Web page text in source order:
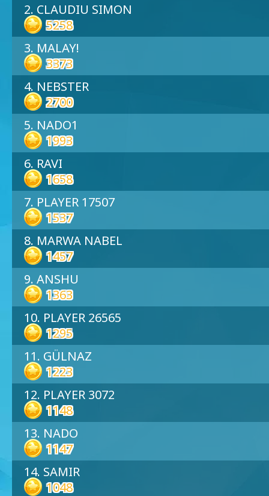
2. CLAUDIU SIMON
5258
3. MALAY!
3373
4. NEBSTER
2700
5. NADO1
1993
6. RAVI
1658
7. PLAYER 17507
1537
8. MARWA NABEL
1457
9. ANSHU
1363
10. PLAYER 26565
1295
11. GÜLNAZ
1223
12. PLAYER 3072
1148
13. NADO
1147
14. SAMIR
1048